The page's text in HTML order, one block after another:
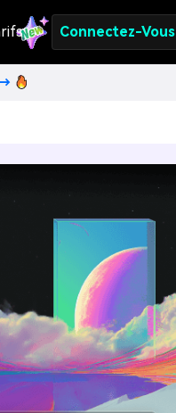
Connectez-Vous